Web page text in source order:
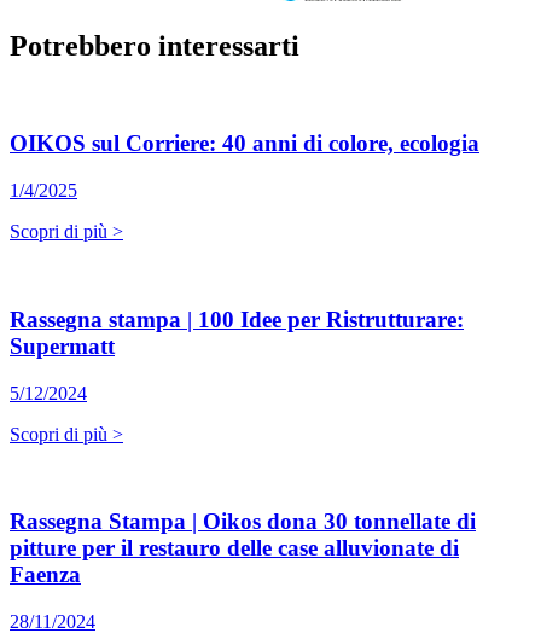
Potrebbero interessarti
OIKOS sul Corriere: 40 anni di colore, ecologia
1/4/2025
Scopri di più >
Rassegna stampa | 100 Idee per Ristrutturare:
Supermatt
5/12/2024
Scopri di più >
Rassegna Stampa | Oikos dona 30 tonnellate di
pitture per il restauro delle case alluvionate di
Faenza
28/11/2024